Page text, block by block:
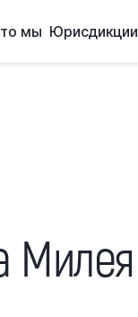
мы Юрисдикции
Милея